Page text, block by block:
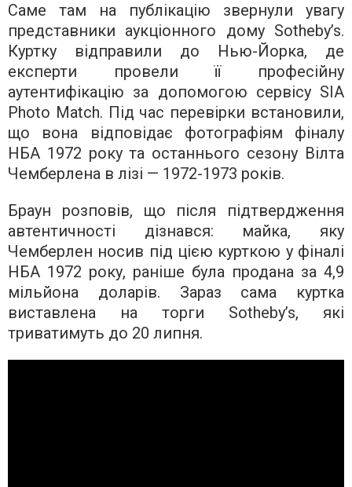
Саме там на публікацію звернули увагу
представники аукціонного дому Sotheby’s.
Куртку відправили до Нью-Йорка, де
експерти провели її професійну
аутентифікацію за допомогою сервісу SIA
Photo Match. Під час перевірки встановили,
що вона відповідає фотографіям фіналу
НБА 1972 року та останнього сезону Вілта
Чемберлена в лізі — 1972-1973 років.
Браун розповів, що після підтвердження
автентичності дізнався: майка, яку
Чемберлен носив під цією курткою у фіналі
НБА 1972 року, раніше була продана за 4,9
мільйона доларів. Зараз сама куртка
виставлена на торги Sotheby’s, які
триватимуть до 20 липня.